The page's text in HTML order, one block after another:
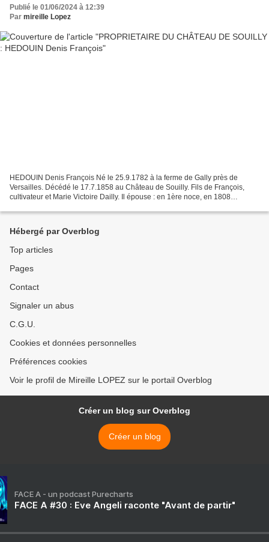
Publié le 01/06/2024 à 12:39
Par mireille Lopez
HEDOUIN Denis François Né le 25.9.1782 à la ferme de Gally près de
Versailles. Décédé le 17.7.1858 au Château de Souilly. Fils de François,
cultivateur et Marie Victoire Dailly. Il épouse : en 1ère noce, en 1808
Hébergé par Overblog
Top articles
Pages
Contact
Signaler un abus
C.G.U.
Cookies et données personnelles
Préférences cookies
Voir le profil de Mireille LOPEZ sur le portail Overblog
Créer un blog sur Overblog
Créer un blog
FACE A - un podcast Purecharts
FACE A #30 : Eve Angeli raconte "Avant de partir"